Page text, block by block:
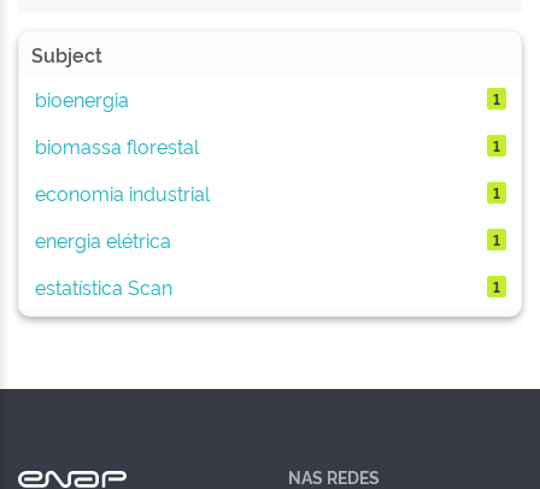
Subject
bioenergia
1
biomassa florestal 1
economia industrial 1
energia elétrica 1
estatística Scan 1
NAS REDES